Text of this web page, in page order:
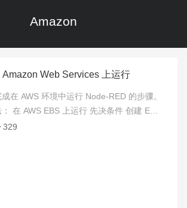
Amazon
Web Services 上运行
在 AWS 环境中运行 Node-RED 的步骤。
在 AWS EBS 上运行 先决条件 创建 EB
录到浏览 […]
329